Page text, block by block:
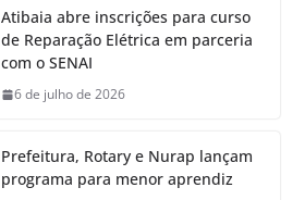
Atibaia abre inscrições para curso
de Reparação Elétrica em parceria
com o SENAI
6 de julho de 2026
Prefeitura, Rotary e Nurap lançam
programa para menor aprendiz